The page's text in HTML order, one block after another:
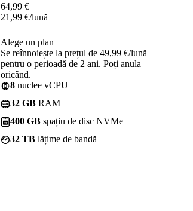
64,99 €
21,99 €/lună
Alege un plan
Se reînnoiește la prețul de 49,99 €/lună
pentru o perioadă de 2 ani. Poți anula
oricând.
8 nuclee vCPU
32 GB RAM
400 GB spațiu de disc NVMe
32 TB lățime de bandă